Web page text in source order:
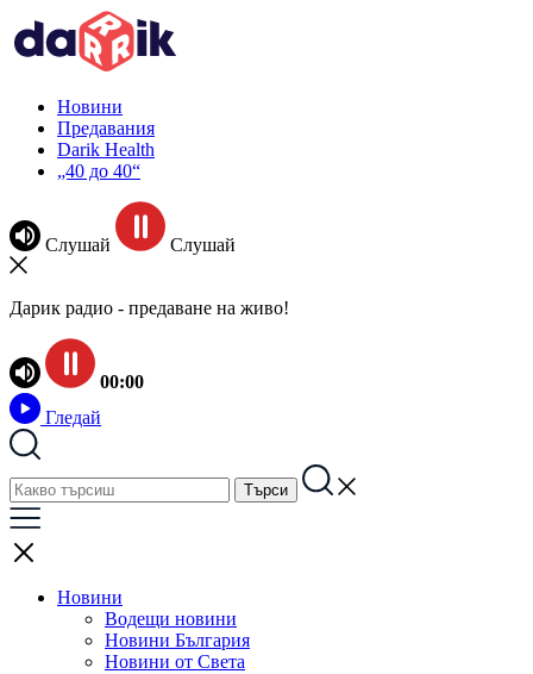
Новини
Предавания
Darik Health
„40 до 40“
Слушай Слушай
Дарик радио - предаване на живо!
00:00
Гледай
Новини
Водещи новини
Новини България
Новини от Света